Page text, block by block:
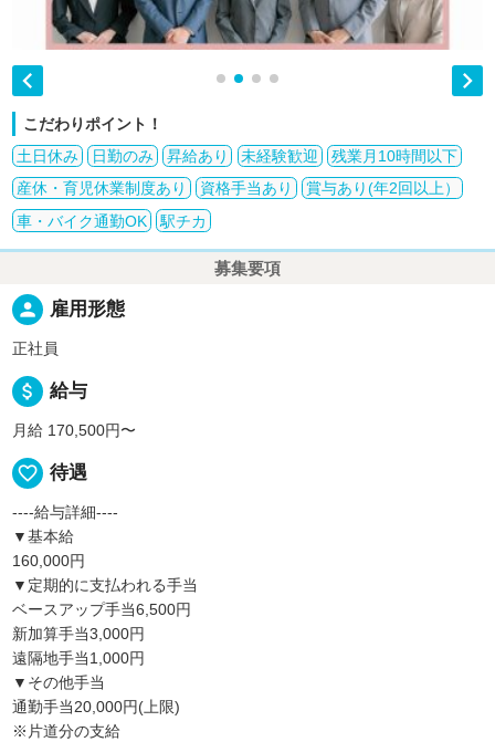
 
こだわりポイント！
土日休み
日勤のみ 昇給あり 未経験歓迎
残業月10時間以下
産休・育児休業制度あり
資格手当あり
賞与あり(年2回以上）
車・バイク通勤OK
駅チカ
募集要項
person 雇用形態
正社員
attach_money 給与
月給 170,500円〜
favorite_border 待遇
----給与詳細----
▼基本給
160,000円
▼定期的に支払われる手当
ベースアップ手当6,500円
新加算手当3,000円
遠隔地手当1,000円
▼その他手当
通勤手当20,000円(上限)
※片道分の支給